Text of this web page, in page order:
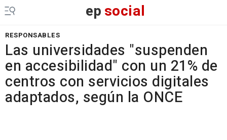
epsocial
RESPONSABLES
Las universidades "suspenden
en accesibilidad" con un 21% de
centros con servicios digitales
adaptados, según la ONCE